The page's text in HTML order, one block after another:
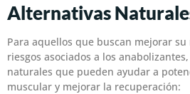
Alternativas
Para aquellos que buscan mejorar
riesgos asociados a los
naturales que pueden ayudar a
muscular y mejorar la recuperación: